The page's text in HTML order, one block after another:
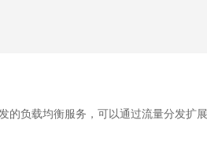
的负载均衡服务，可以通过流量分发扩